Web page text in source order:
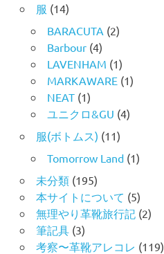
服 (14)
BARACUTA (2)
Barbour(4)
LAVENHAM (1)
MARKAWARE(1)
NEAT(1)
ユニクロ&GU (4)
服(ボトムス) (11)
Tomorrow Land(1)
未分類(195)
本サイトについて (5)
無理やり革靴旅行記 (2)
筆記具(3)
考察〜革靴アレコレ (119)